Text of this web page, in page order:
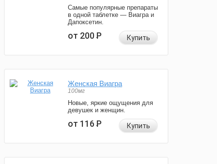
Самые популярные препараты
в одной таблетке — Виагра и
Дапоксетин.
от 200Р Купить
Женская Виагра
100мг
Новые, яркие ощущения для
девушек и женщин.
от 116Р Купить